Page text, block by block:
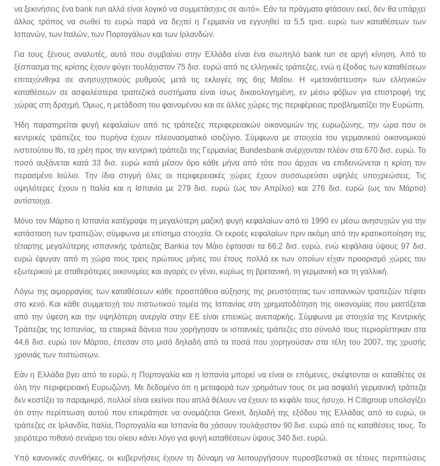
να ξεκινήσεις ένα bank run αλλά είναι λογικό να συμμετάσχεις σε αυτό». Εάν τα πράγματα φτάσουν εκεί, δεν θα υπάρχει
άλλος τρόπος να σωθεί το ευρώ παρά να δεχτεί η Γερμανία να εγγυηθεί τα 5,5 τρισ. ευρώ των καταθέσεων των
Ισπανών, των Ιταλών, των Πορτογάλων και των Ιρλανδών.
Για τους ξένους αναλυτές, αυτό που συμβαίνει στην Ελλάδα είναι ένα σιωπηλό bank run σε αργή κίνηση. Από το
ξέσπασμα της κρίσης έχουν φύγει τουλάχιστον 75 δισ. ευρώ από τις ελληνικές τράπεζες, ενώ η έξοδος των καταθέσεων
επιταχύνθηκε σε ανησυχητικούς ρυθμούς μετά τις εκλογές της 6ης Μαΐου. Η «μετανάστευση» των ελληνικών
καταθέσεων σε ασφαλέστερα τραπεζικά συστήματα είναι ίσως δικαιολογημένη, εν μέσω φόβων για επιστροφή της
χώρας στη δραχμή. Όμως, η μετάδοση του φαινομένου και σε άλλες χώρες της περιφέρειας προβληματίζει την Ευρώπη.
Ήδη παρατηρείται φυγή κεφαλαίων από τις τράπεζες περιφερειακών οικονομιών της ευρωζώνης, την ώρα που οι
κεντρικές τράπεζες του πυρήνα έχουν πλεονασματικό ισοζύγιο. Σύμφωνα με στοιχεία του γερμανικού οικονομικού
ινστιτούτου Ifo, τα χρέη προς την κεντρική τράπεζα της Γερμανίας Bundesbank ανέρχονταν πλέον στα 670 δισ. ευρώ. Το
ποσό αυξάνεται κατά 33 δισ. ευρώ κατά μέσον όρο κάθε μήνα από τότε που άρχισε να επιδεινώνεται η κρίση τον
περασμένο Ιούλιο. Την ίδια στιγμή όλες οι περιφερειακές χώρες έχουν συσσωρεύσει υψηλές υποχρεώσεις. Τις
υψηλότερες έχουν η Ιταλία και η Ισπανία με 279 δισ. ευρώ (ως τον Απρίλιο) και 276 δισ. ευρώ (ως τον Μάρτιο)
αντίστοιχα.
Μόνο τον Μάρτιο η Ισπανία κατέγραψε τη μεγαλύτερη μαζική φυγή κεφαλαίων από το 1990 εν μέσω ανησυχιών για την
κατάσταση των τραπεζών, σύμφωνα με επίσημα στοιχεία. Οι εκροές κεφαλαίων πριν ακόμη από την κρατικοποίηση της
τέταρτης μεγαλύτερης ισπανικής τράπεζας Bankia τον Μάιο έφτασαν τα 66,2 δισ. ευρώ, ενώ κεφάλαια ύψους 97 δισ.
ευρώ έφυγαν από τη χώρα τους τρεις πρώτους μήνες του έτους πολλά εκ των οποίων είχαν προορισμό χώρες του
εξωτερικού με σταθερότερες οικονομίες και αγορές εν γένει, κυρίως τη βρετανική, τη γερμανική και τη γαλλική.
Λόγω της αιμορραγίας των καταθέσεων κάθε προσπάθεια αύξησης της ρευστότητας των ισπανικών τραπεζών πέφτει
στο κενό. Και κάθε συμμετοχή του πιστωτικού τομέα της Ισπανίας στη χρηματοδότηση της οικονομίας που μαστίζεται
από την ύφεση και την υψηλότερη ανεργία στην ΕΕ είναι επιεικώς ανεπαρκής. Σύμφωνα με στοιχεία της Κεντρικής
Τράπεζας της Ισπανίας, τα εταιρικά δάνεια που χορήγησαν οι ισπανικές τράπεζες στο σύνολό τους περιορίστηκαν στα
44,6 δισ. ευρώ τον Μάρτιο, έπεσαν στο μισό δηλαδή από τα ποσά που χορηγούσαν στα τέλη του 2007, της χρυσής
χρονιάς των πιστώσεων.
Εάν η Ελλάδα βγει από το ευρώ, η Πορτογαλία και η Ισπανία μπορεί να είναι οι επόμενες, σκέφτονται οι καταθέτες σε
όλη την περιφερειακή Ευρωζώνη. Με δεδομένο ότι η μεταφορά των χρημάτων τους σε μια ασφαλή γερμανική τράπεζα
δεν κοστίζει το παραμικρό, πολλοί είναι εκείνοι που απλά θέλουν να έχουν το κεφάλι τους ήσυχο. Η Citigroup υπολογίζει
ότι στην περίπτωση αυτού που επικράτησε να ονομάζεται Grexit, δηλαδή της εξόδου της Ελλάδας από το ευρώ, οι
τράπεζες σε Ιρλανδία, Ιταλία, Πορτογαλία και Ισπανία θα χάσουν τουλάχιστον 90 δισ. ευρώ από τις καταθέσεις τους. Το
χειρότερο πιθανό σενάριο του οίκου κάνει λόγο για φυγή καταθέσεων ύψους 340 δισ. ευρώ.
Υπό κανονικές συνθήκες, οι κυβερνήσεις έχουν τη δύναμη να λειτουργήσουν πυροσβεστικά σε τέτοιες περιπτώσεις